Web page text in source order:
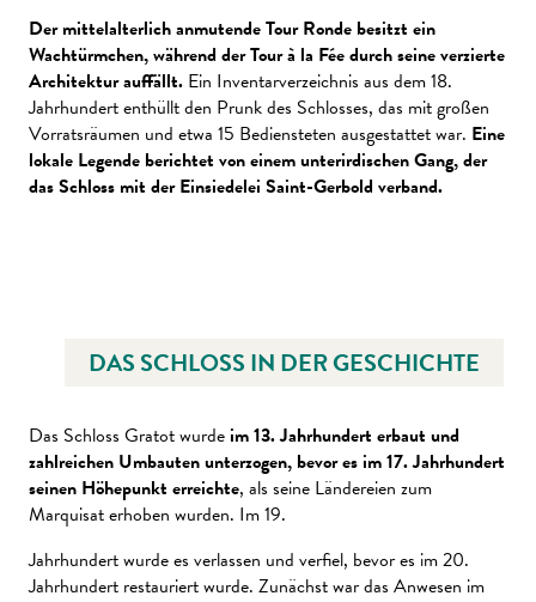
Der mittelalterlich anmutende Tour Ronde besitzt ein
Wachtürmchen, während der Tour à la Fée durch seine verzierte
Architektur auffällt. Ein Inventarverzeichnis aus dem 18.
Jahrhundert enthüllt den Prunk des Schlosses, das mit großen
Vorratsräumen und etwa 15 Bediensteten ausgestattet war. Eine
lokale Legende berichtet von einem unterirdischen Gang, der
das Schloss mit der Einsiedelei Saint-Gerbold verband.
DAS SCHLOSS IN DER GESCHICHTE
Das Schloss Gratot wurde im 13. Jahrhundert erbaut und
zahlreichen Umbauten unterzogen, bevor es im 17. Jahrhundert
seinen Höhepunkt erreichte, als seine Ländereien zum
Marquisat erhoben wurden. Im 19.
Jahrhundert wurde es verlassen und verfiel, bevor es im 20.
Jahrhundert restauriert wurde. Zunächst war das Anwesen im